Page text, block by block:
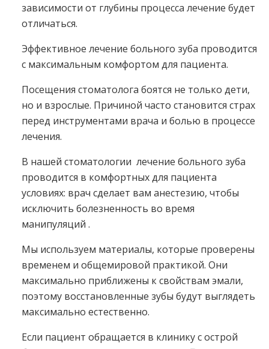
зависимости от глубины процесса лечение будет
отличаться.
Эффективное лечение больного зуба проводится
с максимальным комфортом для пациента.
Посещения стоматолога боятся не только дети,
но и взрослые. Причиной часто становится страх
перед инструментами врача и болью в процессе
лечения.
В нашей стоматологии лечение больного зуба
проводится в комфортных для пациента
условиях: врач сделает вам анестезию, чтобы
исключить болезненность во время
манипуляций .
Мы используем материалы, которые проверены
временем и общемировой практикой. Они
максимально приближены к свойствам эмали,
поэтому восстановленные зубы будут выглядеть
максимально естественно.
Если пациент обращается в клинику с острой